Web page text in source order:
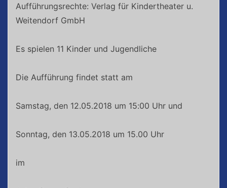
Aufführungsrechte: Verlag für Kindertheater u.
Weitendorf GmbH
Es spielen 11 Kinder und Jugendliche
Die Aufführung findet statt am
Samstag, den 12.05.2018 um 15:00 Uhr und
Sonntag, den 13.05.2018 um 15.00 Uhr
im